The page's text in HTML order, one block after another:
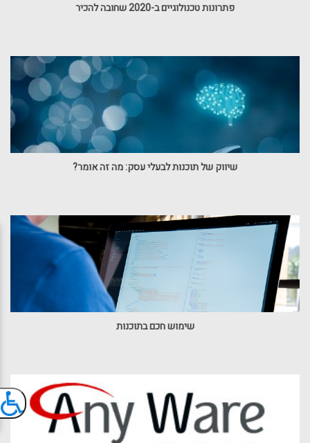
פתרונות טכנולוגיים ב-2020 שחובה להכיר
שיווק של תוכנות לבעלי עסק: מה זה אומר?
שימוש חכם בתוכנות